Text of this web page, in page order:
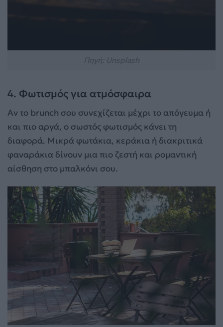
4. Φωτισμός για ατμόσφαιρα
Αν το brunch σου συνεχίζεται μέχρι το απόγευμα ή
και πιο αργά, ο σωστός φωτισμός κάνει τη
διαφορά. Μικρά φωτάκια, κεράκια ή διακριτικά
φαναράκια δίνουν μια πιο ζεστή και ρομαντική
αίσθηση στο μπαλκόνι σου.